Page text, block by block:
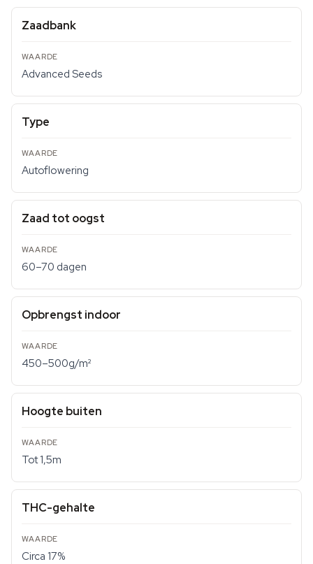
Zaadbank
Advanced Seeds
Type
Autoflowering
Zaad tot oogst
60–70 dagen
Opbrengst indoor
450–500g/m²
Hoogte buiten
Tot 1,5m
THC-gehalte
Circa 17%